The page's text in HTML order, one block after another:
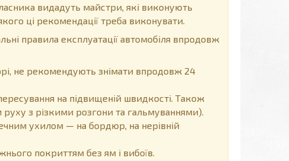
видадуть майстри, які виконують
ці рекомендації треба виконувати.
правила експлуатації автомобіля впродовж
не рекомендують знімати впродовж 24
на підвищеній швидкості. Також
з різкими розгони та гальмуваннями).
ухилом — на бордюр, на нерівній
покриттям без ям і вибоїв.